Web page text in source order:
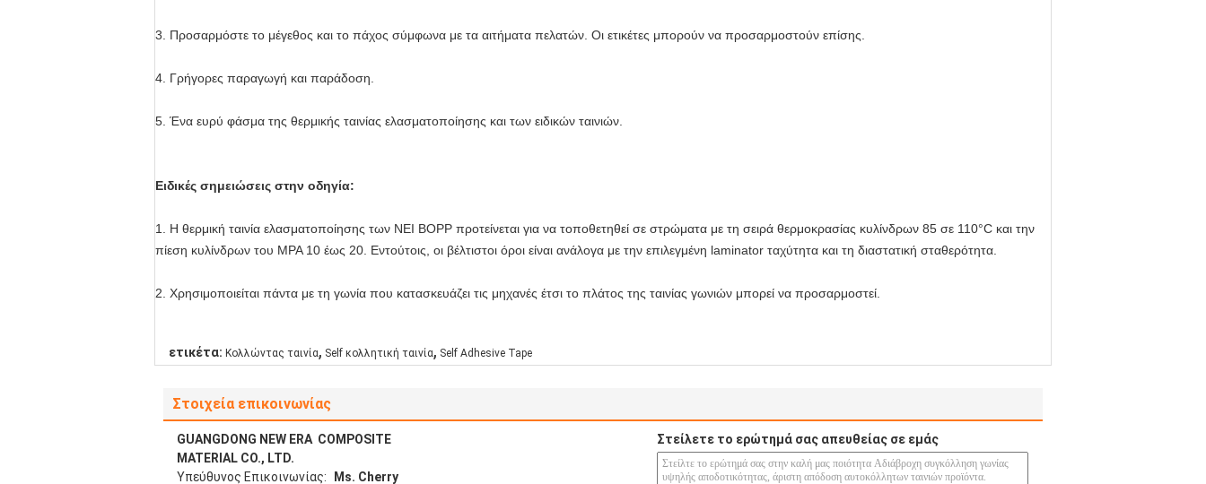
3. Προσαρμόστε το μέγεθος και το πάχος σύμφωνα με τα αιτήματα πελατών. Οι ετικέτες μπορούν να προσαρμοστούν επίσης.
4. Γρήγορες παραγωγή και παράδοση.
5. Ένα ευρύ φάσμα της θερμικής ταινίας ελασματοποίησης και των ειδικών ταινιών.
Ειδικές σημειώσεις στην οδηγία:
1. Η θερμική ταινία ελασματοποίησης των NEI BOPP προτείνεται για να τοποθετηθεί σε στρώματα με τη σειρά θερμοκρασίας κυλίνδρων 85 σε 110°C και την
πίεση κυλίνδρων του MPA 10 έως 20. Εντούτοις, οι βέλτιστοι όροι είναι ανάλογα με την επιλεγμένη laminator ταχύτητα και τη διαστατική σταθερότητα.
2. Χρησιμοποιείται πάντα με τη γωνία που κατασκευάζει τις μηχανές έτσι το πλάτος της ταινίας γωνιών μπορεί να προσαρμοστεί.
ετικέτα: Κολλώντας ταινία, Self κολλητική ταινία, Self Adhesive Tape
Στοιχεία επικοινωνίας
GUANGDONG NEW ERA COMPOSITE
MATERIAL CO., LTD.
Υπεύθυνος Επικοινωνίας:
Ms. Cherry
Στείλετε το ερώτημά σας απευθείας σε εμάς